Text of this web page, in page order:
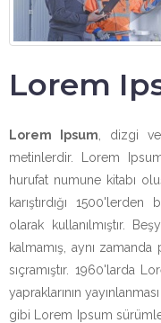
Lorem
Lorem Ipsum , dizgi
metinlerdir. Lorem
hurufat numune kitabı
karıştırdığı
olarak kullanılmıştır.
kalmamış, aynı
sıçramıştır. 1960'larda
yapraklarının
gibi Lorem Ipsum